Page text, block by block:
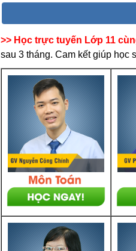
>> Học trực tuyến Lớp 11
sau 3 tháng. Cam kết giúp học